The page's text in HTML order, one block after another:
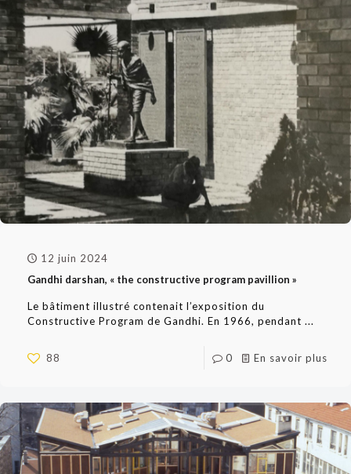
12 juin 2024
Gandhi darshan, « the constructive program pavillion »
Le bâtiment illustré contenait l’exposition du
Constructive Program de Gandhi. En 1966, pendant ...
88 0 En savoir plus